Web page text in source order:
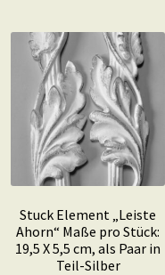
Stuck Element „Leiste
Ahorn“ Maße pro Stück:
19,5 X 5,5 cm, als Paar in
Teil-Silber